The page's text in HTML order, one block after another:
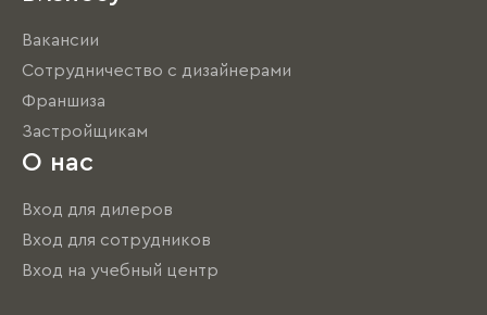
Вакансии
Сотрудничество с дизайнерами
Франшиза
Застройщикам
О нас
Вход для дилеров
Вход для сотрудников
Вход на учебный центр